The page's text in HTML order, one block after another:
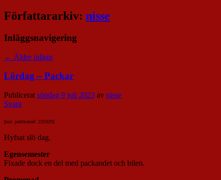
Författararkiv: nisse
Inläggsnavigering
← Äldre inlägg
Lördag – Packar
Publicerat söndag 9 juli 2023 av nisse
Svara
[not: publicerad: 231029]
Hyfsat slö dag.
Egensemester
Fixade dock en del med packandet och bilen.